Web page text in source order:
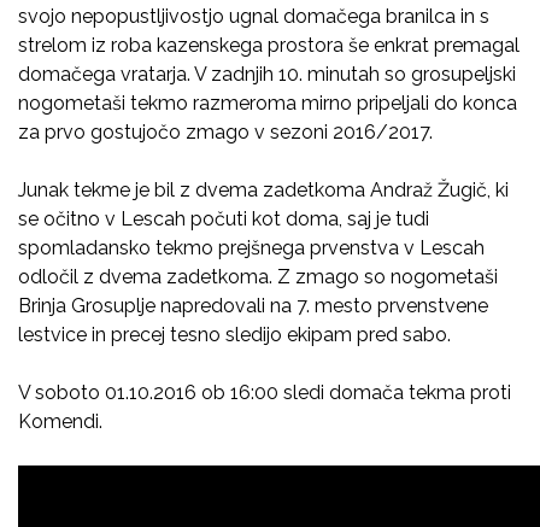
svojo nepopustljivostjo ugnal domačega branilca in s
strelom iz roba kazenskega prostora še enkrat premagal
domačega vratarja. V zadnjih 10. minutah so grosupeljski
nogometaši tekmo razmeroma mirno pripeljali do konca
za prvo gostujočo zmago v sezoni 2016/2017.
Junak tekme je bil z dvema zadetkoma Andraž Žugič, ki
se očitno v Lescah počuti kot doma, saj je tudi
spomladansko tekmo prejšnega prvenstva v Lescah
odločil z dvema zadetkoma. Z zmago so nogometaši
Brinja Grosuplje napredovali na 7. mesto prvenstvene
lestvice in precej tesno sledijo ekipam pred sabo.
V soboto 01.10.2016 ob 16:00 sledi domača tekma proti
Komendi.